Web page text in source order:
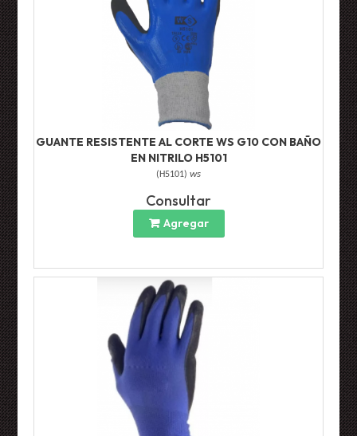
GUANTE RESISTENTE AL CORTE WS G10 CON BAÑO
EN NITRILO H5101
( H5101) ws
Consultar
Agregar